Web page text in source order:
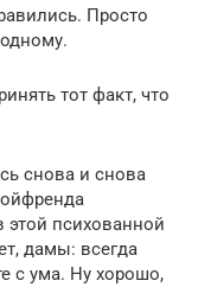
Просто
тот факт, что
снова и снова
психованной
дамы: всегда
с ума. Ну хорошо,